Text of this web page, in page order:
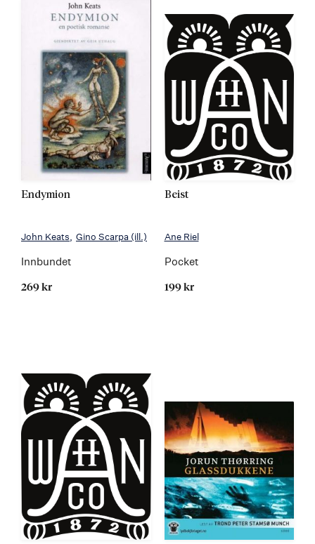
Endymion
John Keats Gino Scarpa (ill.)
Innbundet
269 kr
Beist
Ane Riel
Pocket
199 kr